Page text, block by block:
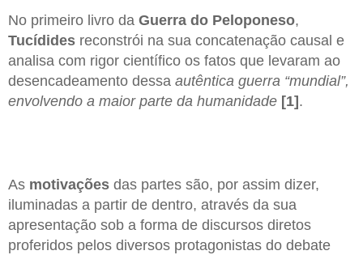
No primeiro livro da Guerra do Peloponeso,
Tucídides reconstrói na sua concatenação causal e
analisa com rigor científico os fatos que levaram ao
desencadeamento dessa autêntica guerra “mundial”,
envolvendo a maior parte da humanidade [1] .
As motivações das partes são, por assim dizer,
iluminadas a partir de dentro, através da sua
apresentação sob a forma de discursos diretos
proferidos pelos diversos protagonistas do debate